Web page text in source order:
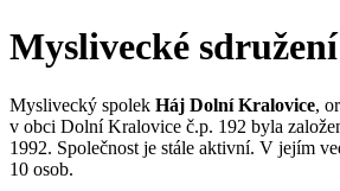
Myslivecké
Myslivecký spolek Háj Dolní Kralovice,
v obci Dolní Kralovice č.p. 192 byla
1992. Společnost je stále aktivní. V jejím
10 osob.